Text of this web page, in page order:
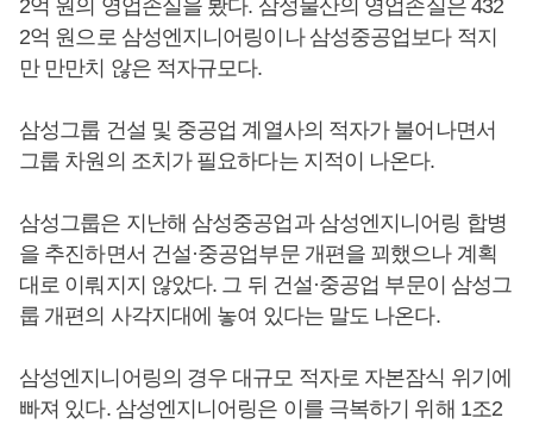
2억 원의 영업손실을 봤다. 삼성물산의 영업손실은 432
2억 원으로 삼성엔지니어링이나 삼성중공업보다 적지
만 만만치 않은 적자규모다.
삼성그룹 건설 및 중공업 계열사의 적자가 불어나면서
그룹 차원의 조치가 필요하다는 지적이 나온다.
삼성그룹은 지난해 삼성중공업과 삼성엔지니어링 합병
을 추진하면서 건설·중공업부문 개편을 꾀했으나 계획
대로 이뤄지지 않았다. 그 뒤 건설·중공업 부문이 삼성그
룹 개편의 사각지대에 놓여 있다는 말도 나온다.
삼성엔지니어링의 경우 대규모 적자로 자본잠식 위기에
빠져 있다. 삼성엔지니어링은 이를 극복하기 위해 1조2